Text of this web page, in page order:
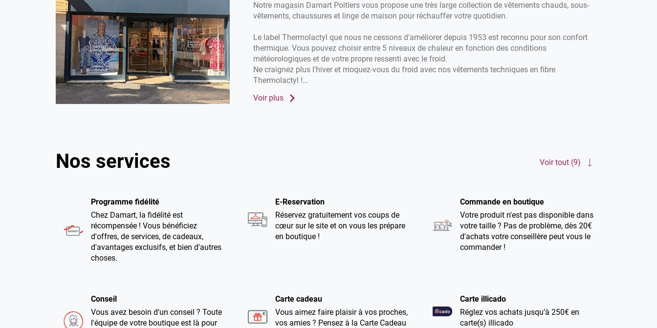
Notre magasin Damart Poitiers vous propose une très large collection de vêtements chauds, sous-
vêtements, chaussures et linge de maison pour réchauffer votre quotidien.
Le label Thermolactyl que nous ne cessons d'améliorer depuis 1953 est reconnu pour son confort
thermique. Vous pouvez choisir entre 5 niveaux de chaleur en fonction des conditions
météorologiques et de votre propre ressenti avec le froid.
Ne craignez plus l'hiver et moquez-vous du froid avec nos vêtements techniques en fibre
Thermolactyl !
Rendez-vous dans votre magasin Damart Poitiers. Nous vous accompagnons chaque saison avec
Voir plus
Nos services Voir tout (9)
Programme fidélité
Chez Damart, la fidélité est
récompensée ! Vous bénéficiez
d'offres, de services, de cadeaux,
d'avantages exclusifs, et bien d'autres
choses.
E-Reservation
Réservez gratuitement vos coups de
cœur sur le site et on vous les prépare
en boutique !
Commande en boutique
Votre produit n'est pas disponible dans
votre taille ? Pas de problème, dès 20€
d'achats votre conseillère peut vous le
commander !
Conseil
Vous avez besoin d'un conseil ? Toute
l'équipe de votre boutique est là pour
Carte cadeau
Vous aimez faire plaisir à vos proches,
vos amies ? Pensez à la Carte Cadeau
Carte illicado
Réglez vos achats jusqu’à 250€ en
carte(s) illicado